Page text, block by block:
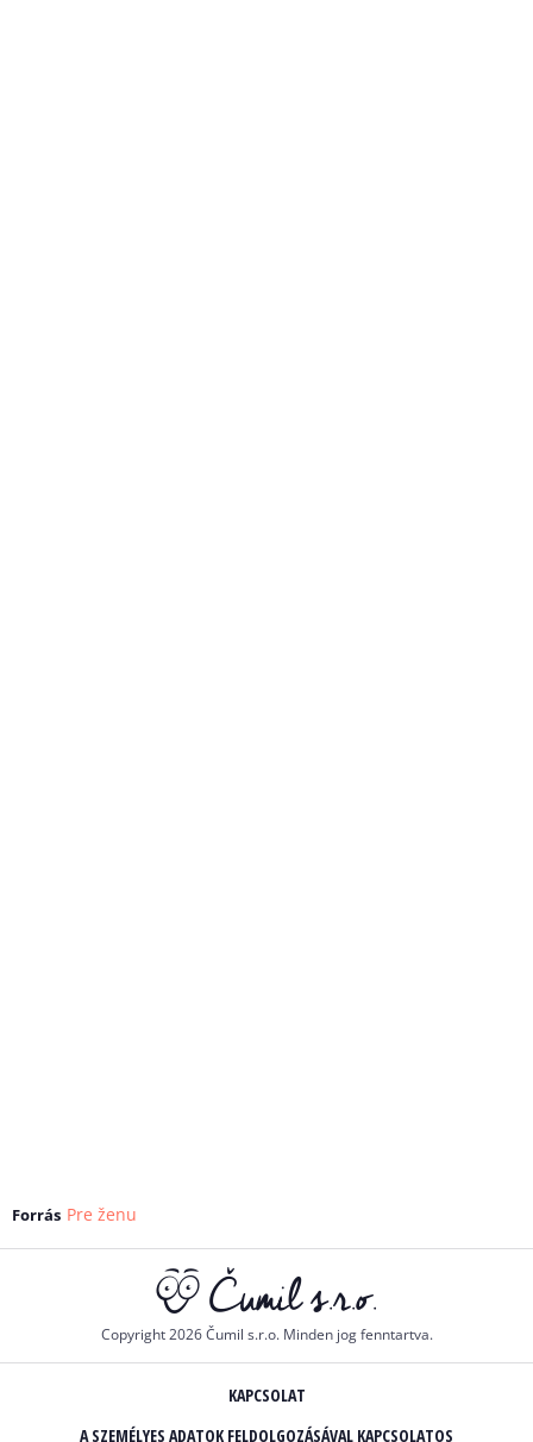
Forrás Pre ženu
Copyright 2026 Čumil s.r.o. Minden jog fenntartva.
KAPCSOLAT
A SZEMÉLYES ADATOK FELDOLGOZÁSÁVAL KAPCSOLATOS